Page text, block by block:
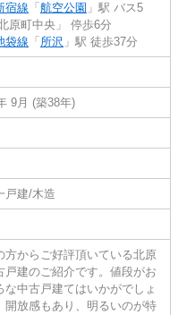
宿線 「 航空公園 」駅 バス5
原町中央」 停歩6分
袋線 「 所沢 」駅 徒歩37分
9月 (築38年)
戸建/木造
方からご好評頂いている北原
戸建のご紹介です。値段がお
な中古戸建てはいかがでしょ
開放感もあり、明るいのが特